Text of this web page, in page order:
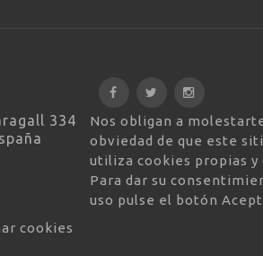
334
Nos obligan a
obviedad de que este
utiliza cookies propias y
Para dar su
uso pulse el botón
cookies